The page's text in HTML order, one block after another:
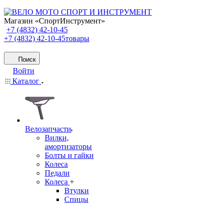
Магазин «СпортИнструмент»
+7 (4832) 42-10-45
+7 (4832) 42-10-45товары
Поиск
Войти
Каталог
Велозапчасти
Вилки,
амортизаторы
Болты и гайки
Колеса
Педали
Колеса +
Втулки
Спицы